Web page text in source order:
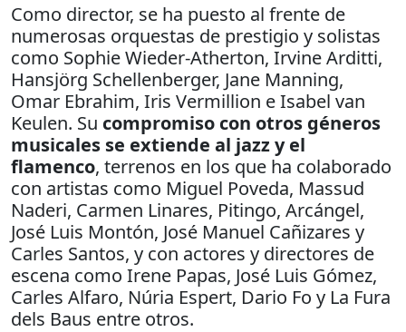
Como director, se ha puesto al frente de
numerosas orquestas de prestigio y solistas
como Sophie Wieder-Atherton, Irvine Arditti,
Hansjörg Schellenberger, Jane Manning,
Omar Ebrahim, Iris Vermillion e Isabel van
Keulen. Su compromiso con otros géneros
musicales se extiende al jazz y el
flamenco, terrenos en los que ha colaborado
con artistas como Miguel Poveda, Massud
Naderi, Carmen Linares, Pitingo, Arcángel,
José Luis Montón, José Manuel Cañizares y
Carles Santos, y con actores y directores de
escena como Irene Papas, José Luis Gómez,
Carles Alfaro, Núria Espert, Dario Fo y La Fura
dels Baus entre otros.